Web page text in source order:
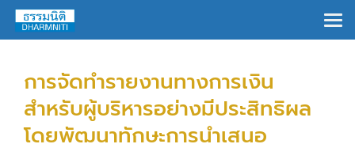
การจัดทำรายงานทางการเงิน
สำหรับผู้บริหารอย่างมีประสิทธิผล
โดยพัฒนาทักษะการนำเสนอ
×